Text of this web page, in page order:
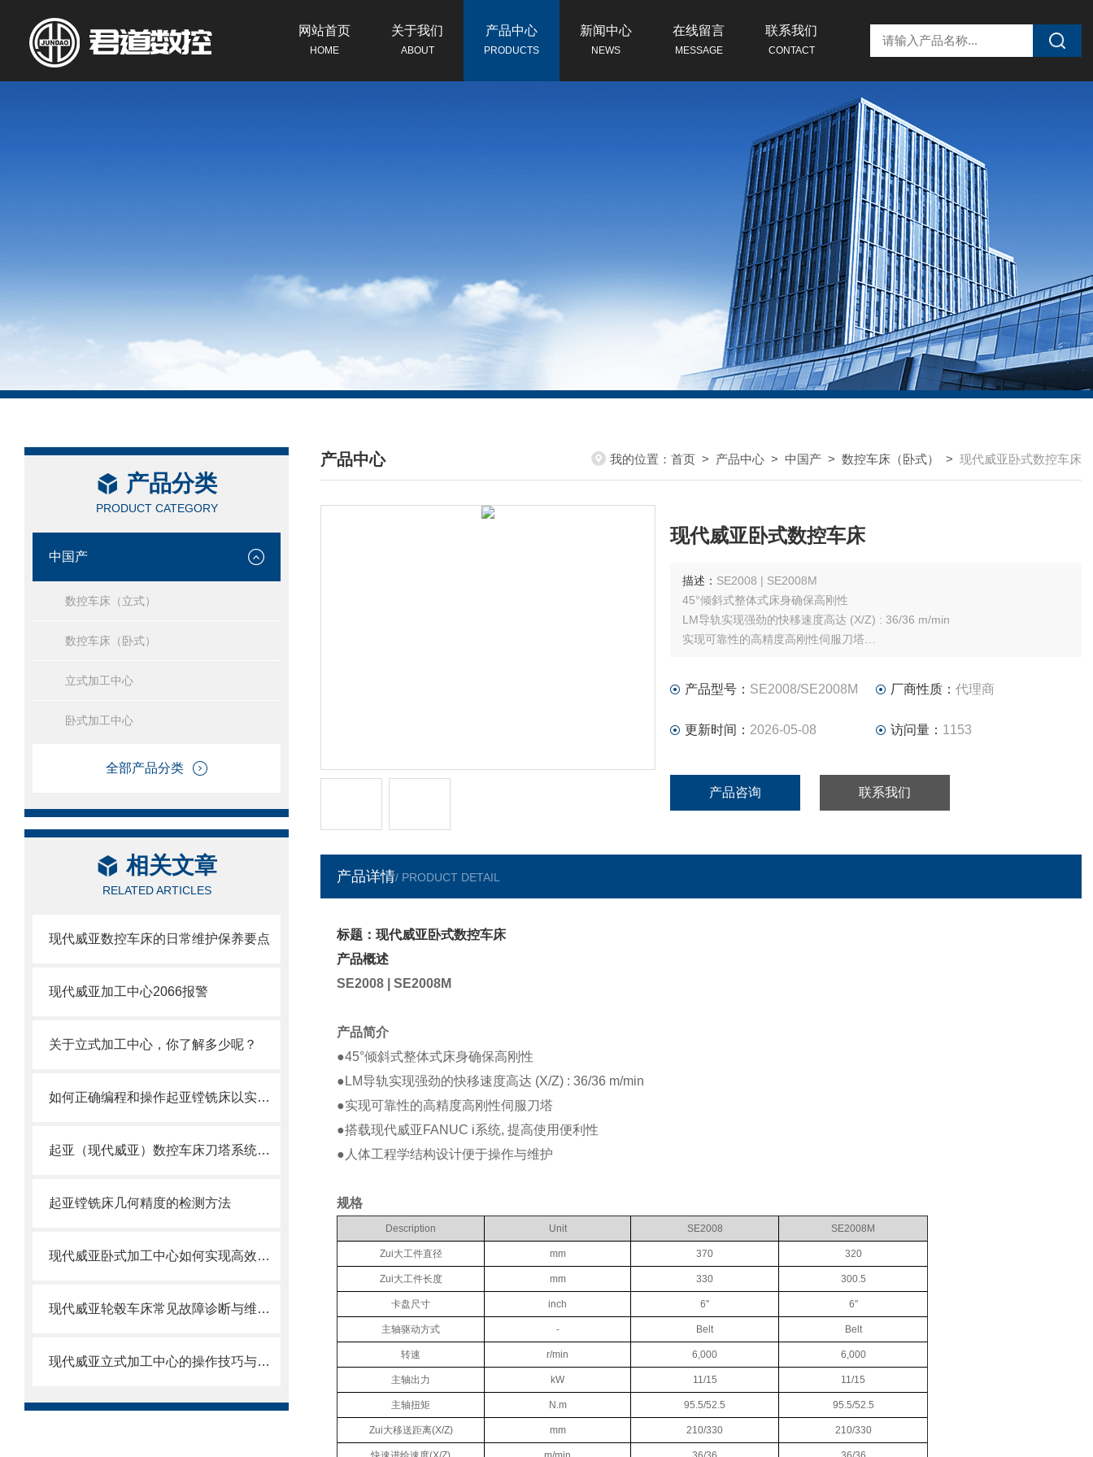
网站首页
HOME
关于我们
ABOUT
产品中心
PRODUCTS
新闻中心
NEWS
在线留言
MESSAGE
联系我们
CONTACT
产品分类
PRODUCT CATEGORY
中国产
数控车床（立式）
数控车床（卧式）
立式加工中心
卧式加工中心
全部产品分类
相关文章
RELATED ARTICLES
现代威亚数控车床的日常维护保养要点
现代威亚加工中心2066报警
关于立式加工中心，你了解多少呢？
如何正确编程和操作起亚镗铣床以实现高效加工？
起亚（现代威亚）数控车床刀塔系统故障与原点调试技术研究
起亚镗铣床几何精度的检测方法
现代威亚卧式加工中心如何实现高效生产？
现代威亚轮毂车床常见故障诊断与维修方法
现代威亚立式加工中心的操作技巧与注意事项
产品中心
/ PRODUCTS CENTER
我的位置： 首页 > 产品中心 > 中国产 > 数控车床（卧式） > 现代威亚卧式数控车床
现代威亚卧式数控车床
描述： SE2008 | SE2008M
45°倾斜式整体式床身确保高刚性
LM导轨实现强劲的快移速度高达 (X/Z) : 36/36 m/min
实现可靠性的高精度高刚性伺服刀塔
产品型号： SE2008/SE2008M 厂商性质： 代理商
更新时间： 2026-05-08 访问量： 1153
产品咨询 联系我们
产品详情/ PRODUCT DETAIL
标题：现代威亚卧式数控车床
产品概述
SE2008 | SE2008M
产品简介
●45°倾斜式整体式床身确保高刚性
●LM导轨实现强劲的快移速度高达 (X/Z) : 36/36 m/min
●实现可靠性的高精度高刚性伺服刀塔
●搭载现代威亚FANUC i系统, 提高使用便利性
●人体工程学结构设计便于操作与维护
规格
Description Unit SE2008 SE2008M
Zui大工件直径 mm 370 320
Zui大工件长度 mm 330 300.5
卡盘尺寸 inch 6″ 6″
主轴驱动方式 - Belt Belt
转速 r/min 6,000 6,000
主轴出力 kW 11/15 11/15
主轴扭矩 N.m 95.5/52.5 95.5/52.5
Zui大移送距离(X/Z) mm 210/330 210/330